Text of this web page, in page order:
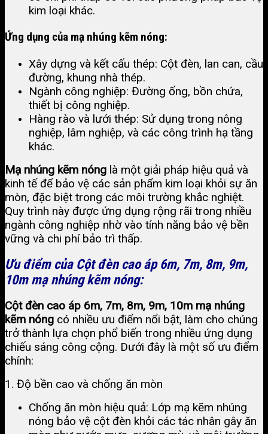
kim loại khác.
Ứng dụng của mạ nhúng kẽm nóng:
Xây dựng và kết cấu thép: Cột đèn, lan can, cầu
đường, khung nhà thép.
Ngành công nghiệp: Đường ống, bồn chứa,
thiết bị công nghiệp.
Hàng rào và lưới thép: Sử dụng trong nông
nghiệp, lâm nghiệp, và các công trình hạ tầng
khác.
Mạ nhúng kẽm nóng là một giải pháp hiệu quả và
kinh tế để bảo vệ các sản phẩm kim loại khỏi sự ăn
mòn, đặc biệt trong các môi trường khắc nghiệt.
Quy trình này được ứng dụng rộng rãi trong nhiều
ngành công nghiệp nhờ vào tính năng bảo vệ bền
vững và chi phí bảo trì thấp.
Ưu điểm của Cột đèn cao áp 6m, 7m, 8m, 9m,
10m mạ nhúng kẽm nóng:
Cột đèn cao áp 6m, 7m, 8m, 9m, 10m mạ nhúng
kẽm nóng có nhiều ưu điểm nổi bật, làm cho chúng
trở thành lựa chọn phổ biến trong nhiều ứng dụng
chiếu sáng công cộng. Dưới đây là một số ưu điểm
chính:
1. Độ bền cao và chống ăn mòn
Chống ăn mòn hiệu quả: Lớp mạ kẽm nhúng
nóng bảo vệ cột đèn khỏi các tác nhân gây ăn